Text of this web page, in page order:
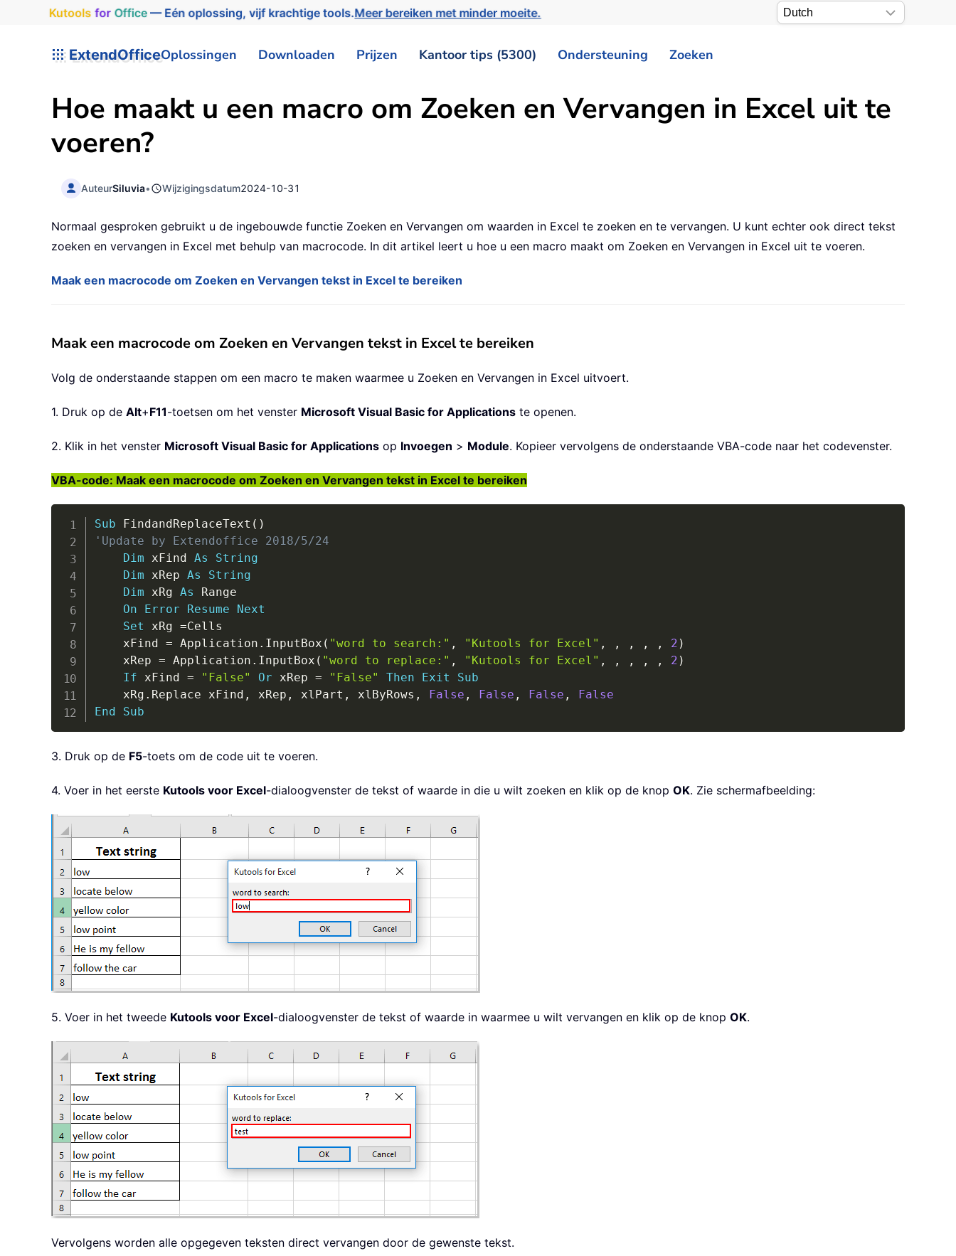
Kutools for Office— Eén oplossing, vijf krachtige tools.Meer bereiken met minder moeite.
ExtendOfficeOplossingen Downloaden Prijzen Kantoor tips (5300) Ondersteuning Zoeken
Hoe maakt u een macro om Zoeken en Vervangen in Excel uit te
voeren?
AuteurSiluvia• Wijzigingsdatum2024-10-31
Normaal gesproken gebruikt u de ingebouwde functie Zoeken en Vervangen om waarden in Excel te zoeken en te vervangen. U kunt echter ook direct tekst
zoeken en vervangen in Excel met behulp van macrocode. In dit artikel leert u hoe u een macro maakt om Zoeken en Vervangen in Excel uit te voeren.
Maak een macrocode om Zoeken en Vervangen tekst in Excel te bereiken
Maak een macrocode om Zoeken en Vervangen tekst in Excel te bereiken
Volg de onderstaande stappen om een macro te maken waarmee u Zoeken en Vervangen in Excel uitvoert.
1. Druk op de Alt+F11-toetsen om het venster Microsoft Visual Basic for Applications te openen.
2. Klik in het venster Microsoft Visual Basic for Applications op Invoegen > Module. Kopieer vervolgens de onderstaande VBA-code naar het codevenster.
VBA-code: Maak een macrocode om Zoeken en Vervangen tekst in Excel te bereiken
Sub FindandReplaceText ( )
'Update by Extendoffice 2018/5/24
Dim xFind As
String
Dim xRep As
String
Dim xRg As Range
On
Error Resume
Next
Set xRg =Cells
    xFind
= Application . InputBox ( "word to search:" , "Kutools for Excel" , , , , , 2 )
    xRep
= Application . InputBox ( "word to replace:" , "Kutools for Excel" , , , , , 2 )
If xFind = "False" Or xRep = "False" Then Exit
Sub
    xRg
. Replace xFind , xRep , xlPart , xlByRows , False , False , False ,
False
End
Sub
3. Druk op de F5-toets om de code uit te voeren.
4. Voer in het eerste Kutools voor Excel-dialoogvenster de tekst of waarde in die u wilt zoeken en klik op de knop OK. Zie schermafbeelding:
5. Voer in het tweede Kutools voor Excel-dialoogvenster de tekst of waarde in waarmee u wilt vervangen en klik op de knop OK.
Vervolgens worden alle opgegeven teksten direct vervangen door de gewenste tekst.